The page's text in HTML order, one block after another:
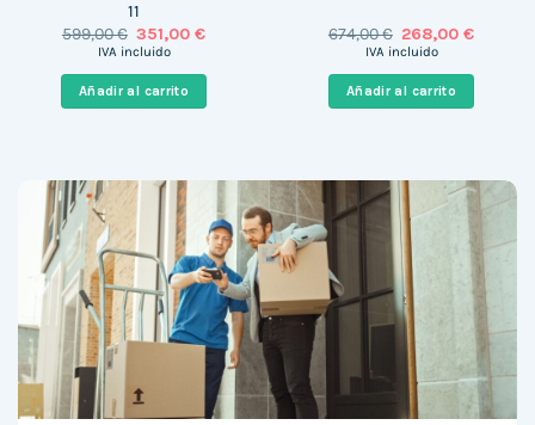
11
599,00€ El
precio
era:
599,00 €.
351,00€El
es:
IVA incluido
Añadir al carrito
674,00€ El
precio
era:
674,00 €.
268,00€El
es:
IVA incluido
Añadir al carrito